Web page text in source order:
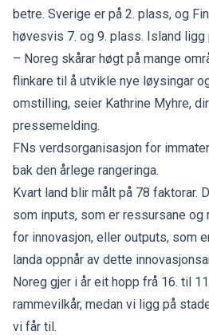
betre. Sverige er på 2. plass, og
høvesvis 7. og 9. plass. Island ligg
– Noreg skårar høgt på mange
flinkare til å utvikle nye løysingar
omstilling, seier Kathrine Myhre,
pressemelding.
FNs verdsorganisasjon for
bak den årlege rangeringa.
Kvart land blir målt på 78 faktorar.
som inputs, som er ressursane og
for innovasjon, eller outputs, som
landa oppnår av dette
Noreg gjer i år eit hopp frå 16. til
rammevilkår, medan vi ligg på
vi får til.